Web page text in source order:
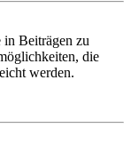
Beiträgen zu
die
werden.